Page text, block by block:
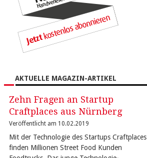
AKTUELLE MAGAZIN-ARTIKEL
Zehn Fragen an Startup
Craftplaces aus Nürnberg
Veröffentlicht am 10.02.2019
Mit der Technologie des Startups Craftplaces
finden Millionen Street Food Kunden